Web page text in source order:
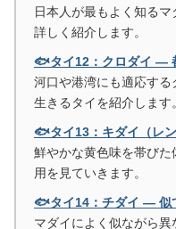
日本人が最もよく知る
詳しく紹介します。
🐟タイ12：クロダイ ―
河口や港湾にも適応す
生きるタイを紹介します。
🐟タイ13：キダイ（レ
鮮やかな黄色味を帯びた
用を見ていきます。
🐟タイ14：チダイ ― 似
マダイによく似ながら